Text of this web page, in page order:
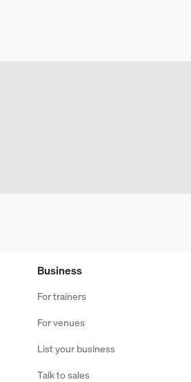
Business
For trainers
For venues
List your business
Talk to sales